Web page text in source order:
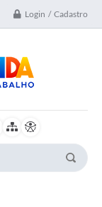
Login / Cadastro